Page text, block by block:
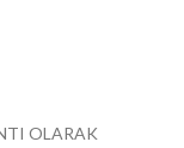
OLARAK